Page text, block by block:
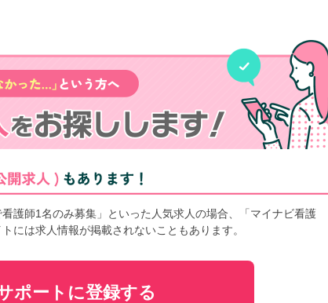
護師1名のみ募集」といった人気求人の場合、「マイナビ看護
には求人情報が掲載されないこともあります。
ポートに登録する